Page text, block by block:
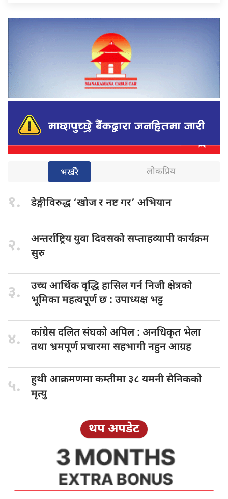
भर्खरै लोकप्रिय
१. डेङ्गीविरुद्ध ‘खोजर नष्ट गर’ अभियान
२. अन्तर्राष्ट्रिय युवादिवसको सप्ताहव्यापी कार्यक्रम
सुरु
३. उच्च आर्थिकवृद्धि हासिल गर्न निजी क्षेत्रको
भूमिका महत्वपूर्ण छ : उपाध्यक्ष भट्ट
४. कांग्रेस दलितसंघको अपिल : अनधिकृत भेला
तथा भ्रमपूर्ण प्रचारमा सहभागी नहुन आग्रह
५. हुथी आक्रमणमाकम्तीमा ३८ यमनी सैनिकको
मृत्यु
थप अपडेट